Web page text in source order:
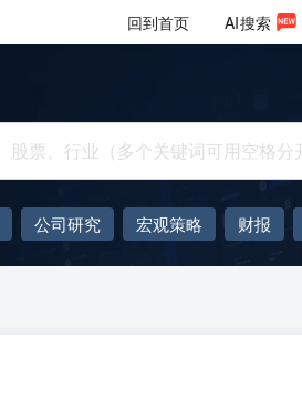
回到首页 AI搜索
公司研究 宏观策略 财报